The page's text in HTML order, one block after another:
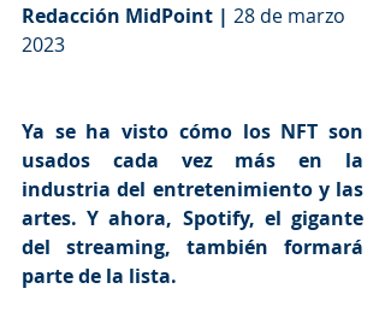
Redacción MidPoint | 28 de marzo
2023
Ya se ha visto cómo los NFT son
usados cada vez más en la
industria del entretenimiento y las
artes. Y ahora, Spotify, el gigante
del streaming, también formará
parte de la lista.